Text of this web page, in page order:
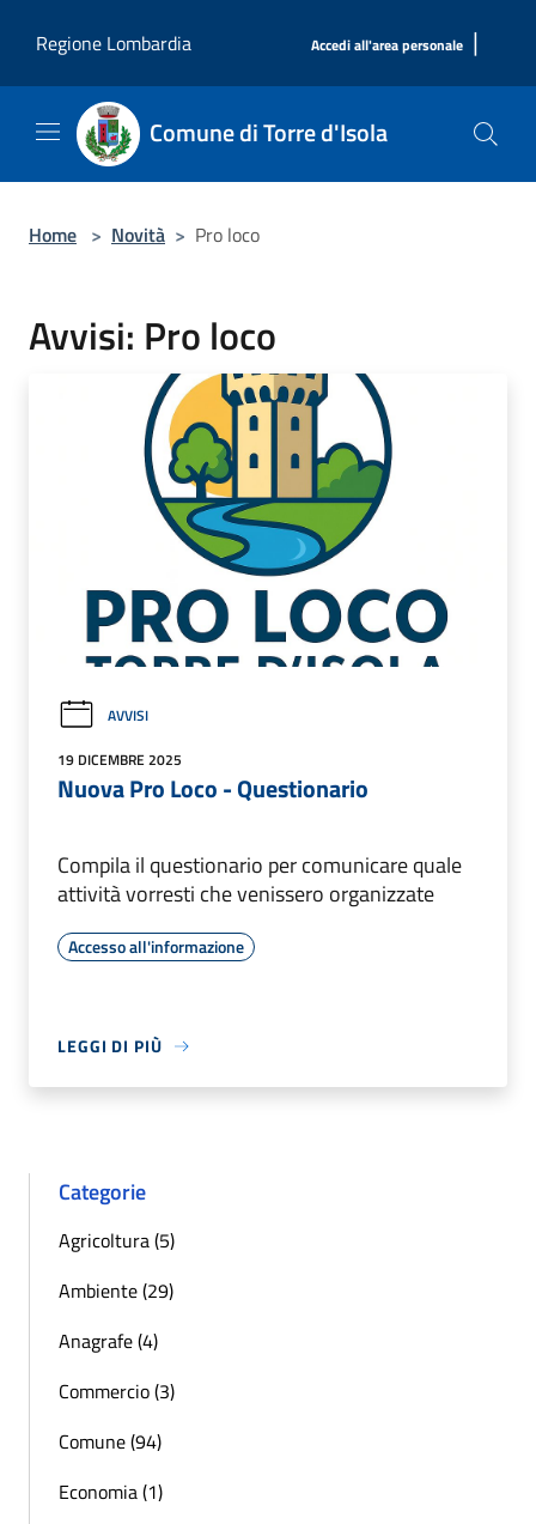
Regione Lombardia
Accedi all'area personale |
Comune di Torre d'Isola
Home > Novità > Pro loco
Avvisi: Pro loco
AVVISI
19 DICEMBRE 2025
Nuova Pro Loco - Questionario
Compila il questionario per comunicare quale
attività vorresti che venissero organizzate
Accesso all'informazione
LEGGI DI PIÙ
Categorie
Agricoltura (5)
Ambiente (29)
Anagrafe (4)
Commercio (3)
Comune (94)
Economia (1)